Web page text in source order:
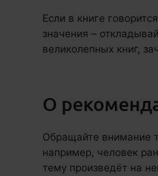
Если в книге
значения –
великолепных книг,
О
Обращайте внимание
например, человек
тему произведёт на